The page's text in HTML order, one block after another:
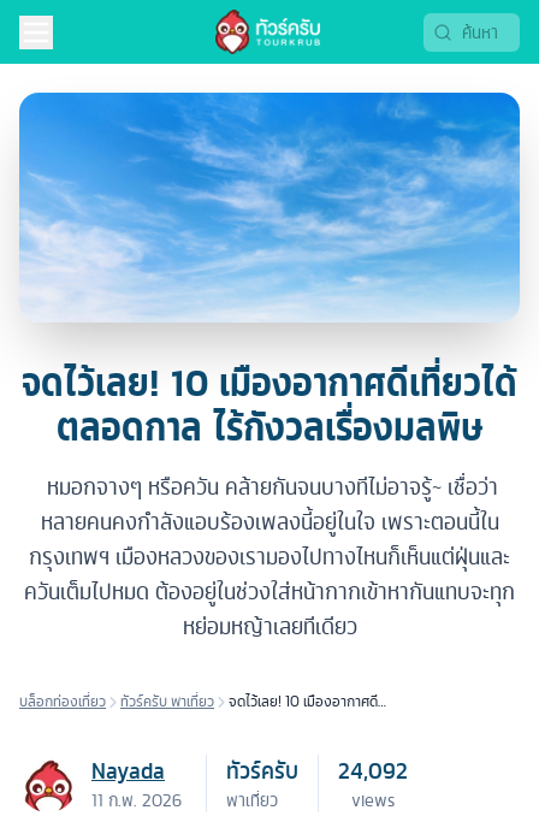
จดไว้เลย! 10 เมืองอากาศดีเที่ยวได้
ตลอดกาล ไร้กังวลเรื่องมลพิษ
หมอกจางๆ หรือควัน คล้ายกันจนบางทีไม่อาจรู้~ เชื่อว่า
หลายคนคงกำลังแอบร้องเพลงนี้อยู่ในใจ เพราะตอนนี้ใน
กรุงเทพฯ เมืองหลวงของเรามองไปทางไหนก็เห็นแต่ฝุ่นและ
ควันเต็มไปหมด ต้องอยู่ในช่วงใส่หน้ากากเข้าหากันแทบจะทุก
หย่อมหญ้าเลยทีเดียว
บล็อกท่องเที่ยว ทัวร์ครับ พาเที่ยว
จดไว้เลย! 10 เมืองอากาศดี
Nayada
11 ก.พ. 2026
ทัวร์ครับ
พาเที่ยว
24,092
views